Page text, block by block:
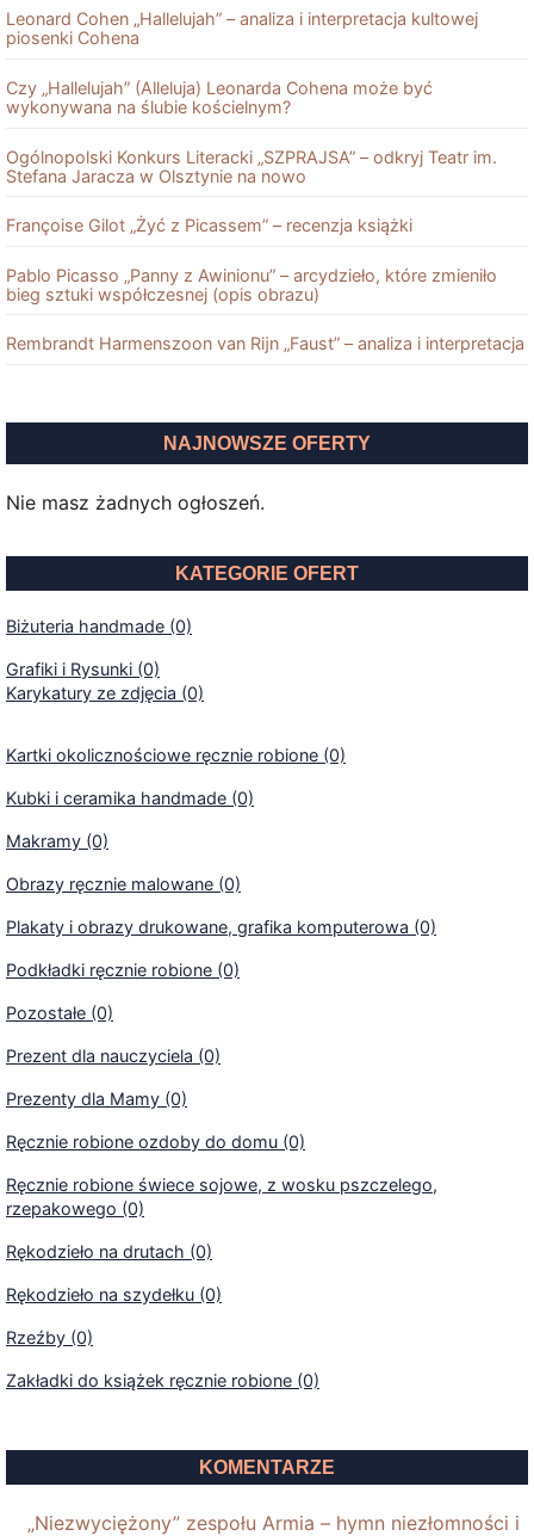
Leonard Cohen „Hallelujah” – analiza i interpretacja kultowej
piosenki Cohena
Czy „Hallelujah” (Alleluja) Leonarda Cohena może być
wykonywana na ślubie kościelnym?
Ogólnopolski Konkurs Literacki „SZPRAJSA” – odkryj Teatr im.
Stefana Jaracza w Olsztynie na nowo
Françoise Gilot „Żyć z Picassem” – recenzja książki
Pablo Picasso „Panny z Awinionu” – arcydzieło, które zmieniło
bieg sztuki współczesnej (opis obrazu)
Rembrandt Harmenszoon van Rĳn „Faust” – analiza i interpretacja
NAJNOWSZE OFERTY
Nie masz żadnych ogłoszeń.
KATEGORIE OFERT
Biżuteria handmade (0)
Grafiki i Rysunki (0)
Karykatury ze zdjęcia (0)
Kartki okolicznościowe ręcznie robione (0)
Kubki i ceramika handmade (0)
Makramy (0)
Obrazy ręcznie malowane (0)
Plakaty i obrazy drukowane, grafika komputerowa (0)
Podkładki ręcznie robione (0)
Pozostałe (0)
Prezent dla nauczyciela (0)
Prezenty dla Mamy (0)
Ręcznie robione ozdoby do domu (0)
Ręcznie robione świece sojowe, z wosku pszczelego,
rzepakowego (0)
Rękodzieło na drutach (0)
Rękodzieło na szydełku (0)
Rzeźby (0)
Zakładki do książek ręcznie robione (0)
KOMENTARZE
„Niezwyciężony” zespołu Armia – hymn niezłomności i